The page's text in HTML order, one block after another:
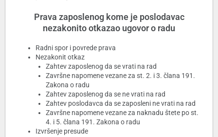
Prava zaposlenog kome je poslodavac
nezakonito otkazao ugovor o radu
Radni spor i povrede prava
Nezakonit otkaz
Zahtev zaposlenog da se vrati na rad
Završne napomene vezane za st. 2. i 3. člana 191.
Zakona o radu
Zahtev zaposlenog da se ne vrati na rad
Zahtev poslodavca da se zaposleni ne vrati na rad
Završne napomene vezane za naknadu štete po st.
4. i 5. člana 191. Zakona o radu
Izvršenje presude